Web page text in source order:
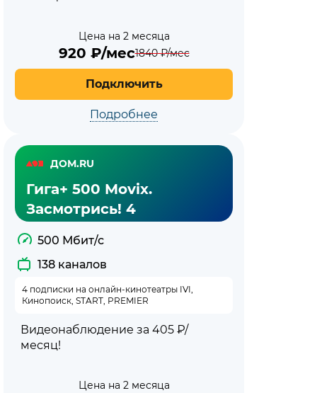
Цена на 2 месяца
920 ₽/мес1840₽/мес
Подключить
Подробнее
ДОМ.RU
Гига+ 500 Movix.
Засмотрись! 4
500 Мбит/с
138 каналов
4 подписки на онлайн-кинотеатры IVI,
Кинопоиск, START, PREMIER
Видеонаблюдение за 405 ₽/
месяц!
Цена на 2 месяца